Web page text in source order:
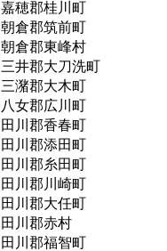
嘉穂郡桂川町
朝倉郡筑前町
朝倉郡東峰村
三井郡大刀洗町
三潴郡大木町
八女郡広川町
田川郡香春町
田川郡添田町
田川郡糸田町
田川郡川崎町
田川郡大任町
田川郡赤村
田川郡福智町